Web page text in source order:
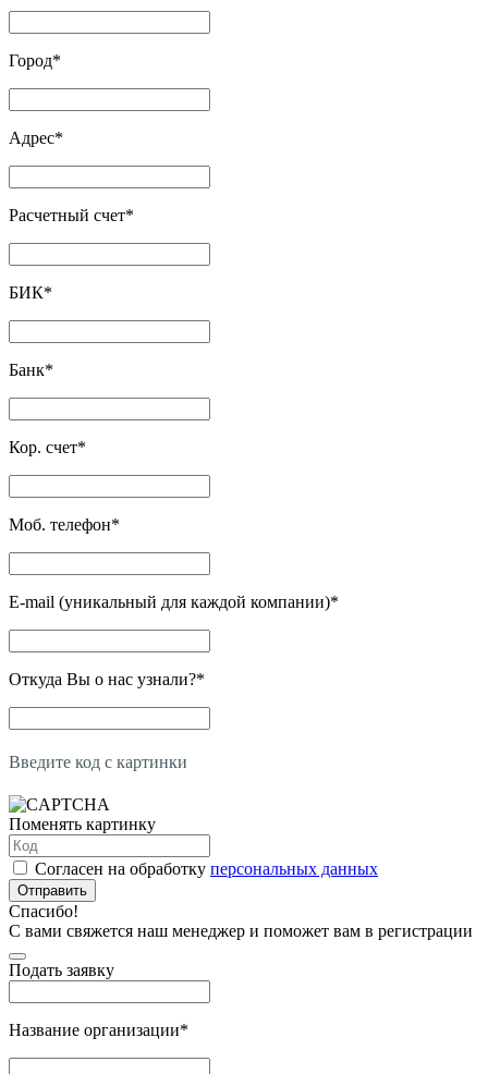
Город*
Адрес*
Расчетный счет*
БИК*
Банк*
Кор. счет*
Моб. телефон*
E-mail (уникальный для каждой компании)*
Откуда Вы о нас узнали?*
Введите код с картинки
Поменять картинку
Согласен на обработку персональных данных
Отправить
Спасибо!
С вами свяжется наш менеджер и поможет вам в регистрации
Подать заявку
Название организации*